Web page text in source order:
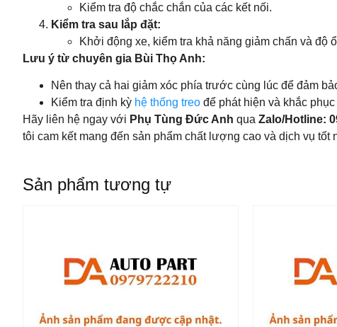
Kiểm tra độ chắc chắn của các kết nối.
Kiểm tra sau lắp đặt:
Khởi động xe, kiểm tra khả năng giảm chấn và độ
Lưu ý từ chuyên gia Bùi Thọ Anh:
Nên thay cả hai giảm xóc phía trước cùng lúc để đảm
Kiểm tra định kỳ hệ thống treo để phát hiện và khắc
Hãy liên hệ ngay với Phụ Tùng Đức Anh qua Zalo/Hotline:
tôi cam kết mang đến sản phẩm chất lượng cao và dịch vụ tốt
Sản phẩm tương tự